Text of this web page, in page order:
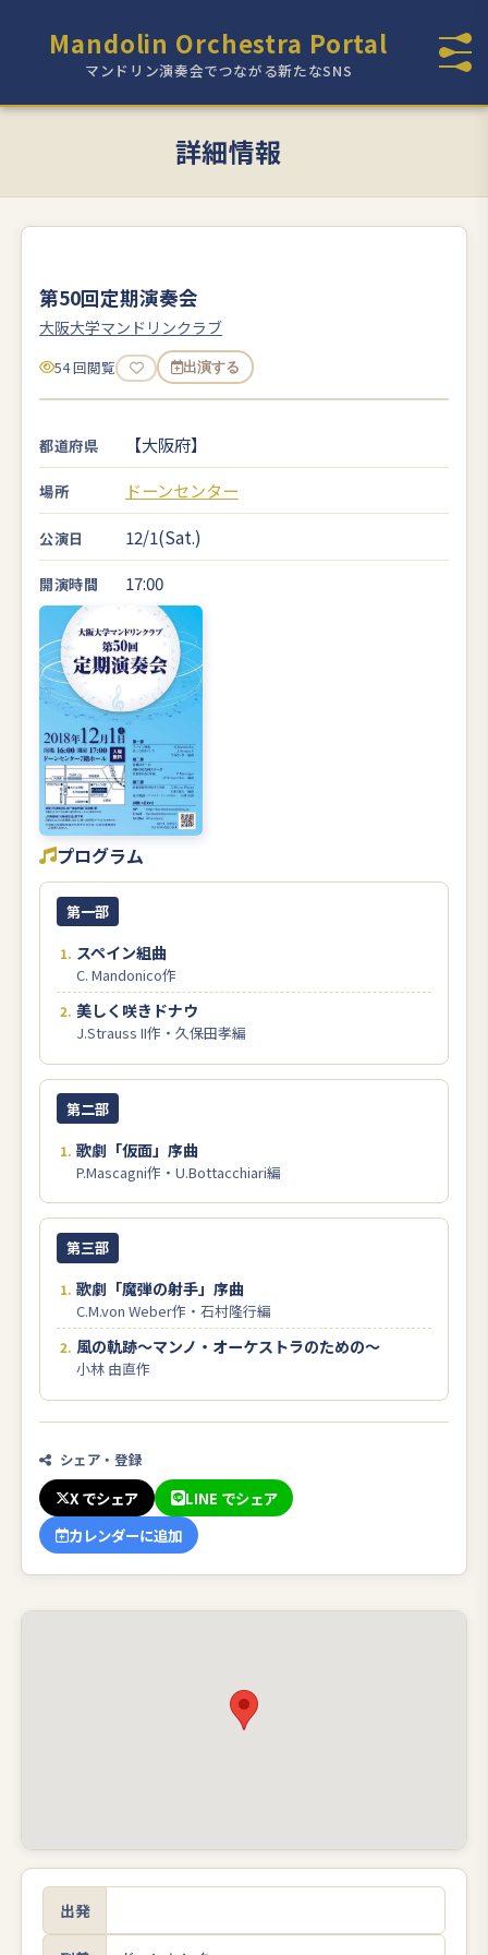
Mandolin Orchestra Portal
マンドリン演奏会でつながる新たなSNS
詳細情報
第50回定期演奏会
大阪大学マンドリンクラブ
54 回閲覧 出演する
都道府県 【大阪府】
場所 ドーンセンター
公演日 12/1(Sat.)
開演時間 17:00
プログラム
第一部
スペイン組曲
C. Mandonico作
美しく咲きドナウ
J.Strauss II作・久保田孝編
第二部
歌劇「仮面」序曲
P.Mascagni作・U.Bottacchiari編
第三部
歌劇「魔弾の射手」序曲
C.M.von Weber作・石村隆行編
風の軌跡～マンノ・オーケストラのための～
小林 由直作
シェア・登録
X でシェア
LINE でシェア
カレンダーに追加
出発